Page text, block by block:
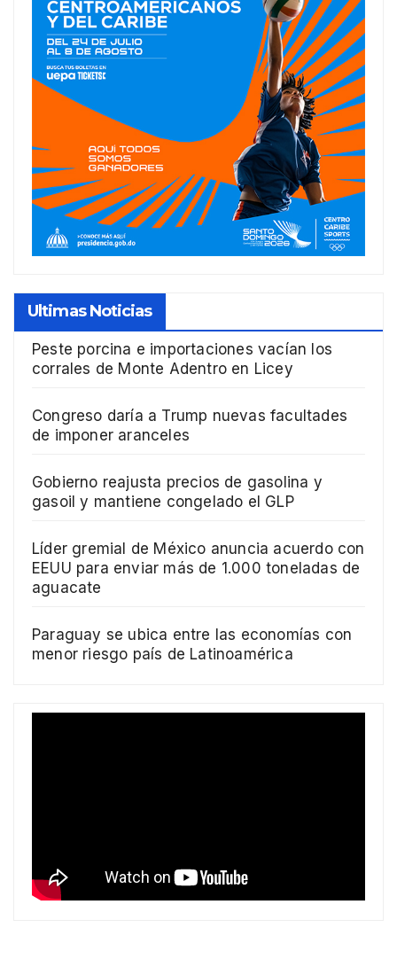
Ultimas Noticias
Peste porcina e importaciones vacían los
corrales de Monte Adentro en Licey
Congreso daría a Trump nuevas facultades
de imponer aranceles
Gobierno reajusta precios de gasolina y
gasoil y mantiene congelado el GLP
Líder gremial de México anuncia acuerdo con
EEUU para enviar más de 1.000 toneladas de
aguacate
Paraguay se ubica entre las economías con
menor riesgo país de Latinoamérica